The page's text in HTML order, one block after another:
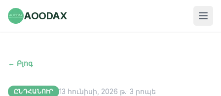
AOODAX
← Բլոգ
ԸՆԴՀԱՆՈՒՐ 13 հունիսի, 2026 թ.· 3 րոպե